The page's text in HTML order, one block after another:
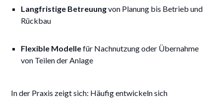
Langfristige Betreuungvon Planung bis Betrieb und
Rückbau
Flexible Modellefür Nachnutzung oder Übernahme
von Teilen der Anlage
In der Praxis zeigt sich: Häufig entwickeln sich